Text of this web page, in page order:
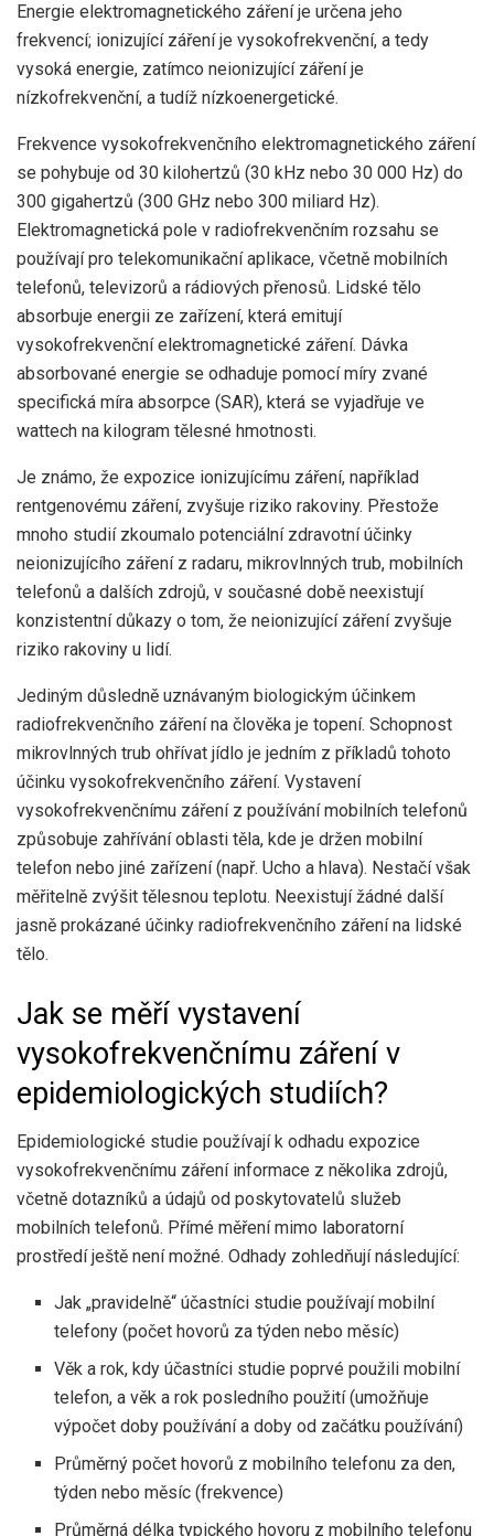
Energie elektromagnetického záření je určena jeho
frekvencí; ionizující záření je vysokofrekvenční, a tedy
vysoká energie, zatímco neionizující záření je
nízkofrekvenční, a tudíž nízkoenergetické.
Frekvence vysokofrekvenčního elektromagnetického záření
se pohybuje od 30 kilohertzů (30 kHz nebo 30 000 Hz) do
300 gigahertzů (300 GHz nebo 300 miliard Hz).
Elektromagnetická pole v radiofrekvenčním rozsahu se
používají pro telekomunikační aplikace, včetně mobilních
telefonů, televizorů a rádiových přenosů. Lidské tělo
absorbuje energii ze zařízení, která emitují
vysokofrekvenční elektromagnetické záření. Dávka
absorbované energie se odhaduje pomocí míry zvané
specifická míra absorpce (SAR), která se vyjadřuje ve
wattech na kilogram tělesné hmotnosti.
Je známo, že expozice ionizujícímu záření, například
rentgenovému záření, zvyšuje riziko rakoviny. Přestože
mnoho studií zkoumalo potenciální zdravotní účinky
neionizujícího záření z radaru, mikrovlnných trub, mobilních
telefonů a dalších zdrojů, v současné době neexistují
konzistentní důkazy o tom, že neionizující záření zvyšuje
riziko rakoviny u lidí.
Jediným důsledně uznávaným biologickým účinkem
radiofrekvenčního záření na člověka je topení. Schopnost
mikrovlnných trub ohřívat jídlo je jedním z příkladů tohoto
účinku vysokofrekvenčního záření. Vystavení
vysokofrekvenčnímu záření z používání mobilních telefonů
způsobuje zahřívání oblasti těla, kde je držen mobilní
telefon nebo jiné zařízení (např. Ucho a hlava). Nestačí však
měřitelně zvýšit tělesnou teplotu. Neexistují žádné další
jasně prokázané účinky radiofrekvenčního záření na lidské
tělo.
Jak se měří vystavení
vysokofrekvenčnímu záření v
epidemiologických studiích?
Epidemiologické studie používají k odhadu expozice
vysokofrekvenčnímu záření informace z několika zdrojů,
včetně dotazníků a údajů od poskytovatelů služeb
mobilních telefonů. Přímé měření mimo laboratorní
prostředí ještě není možné. Odhady zohledňují následující:
Jak „pravidelně“ účastníci studie používají mobilní
telefony (počet hovorů za týden nebo měsíc)
Věk a rok, kdy účastníci studie poprvé použili mobilní
telefon, a věk a rok posledního použití (umožňuje
výpočet doby používání a doby od začátku používání)
Průměrný počet hovorů z mobilního telefonu za den,
týden nebo měsíc (frekvence)
Průměrná délka typického hovoru z mobilního telefonu